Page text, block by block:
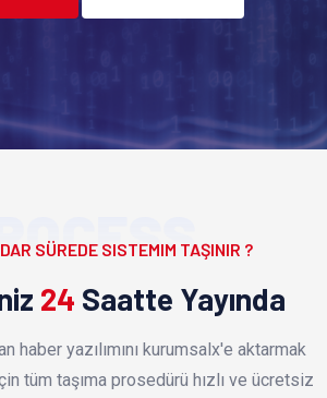
SÜREDE SISTEMIM TAŞINIR ?
24 Saatte Yayında
haber yazılımını kurumsalx'e aktarmak
tüm taşıma prosedürü hızlı ve ücretsiz